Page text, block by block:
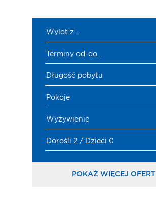
Wylot z...
Terminy od-do...
Długość pobytu
Pokoje
Wyżywienie
Dorośli 2 / Dzieci 0
POKAŻ WIĘCEJ OFERT